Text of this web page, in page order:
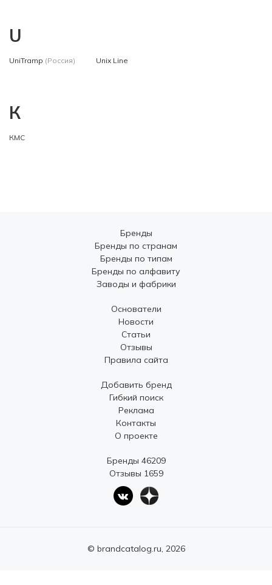
U
UniTramp (Россия) Unix Line
К
КМС
Бренды
Бренды по странам
Бренды по типам
Бренды по алфавиту
Заводы и фабрики
Основатели
Новости
Статьи
Отзывы
Правила сайта
Добавить бренд
Гибкий поиск
Реклама
Контакты
О проекте
Бренды 46209
Отзывы 1659
© brandcatalog.ru, 2026